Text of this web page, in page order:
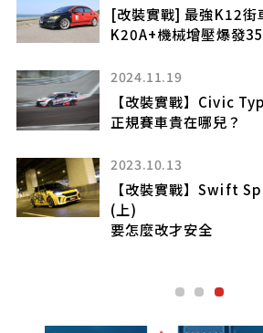
[改裝實戰] 最強K12街
K20A+機械增壓爆發
2024.11.19
【改裝實戰】Civic
正規賽車貴在哪兒？
2023.10.13
【改裝實戰】Swift
(上)
要怎麼改才安全